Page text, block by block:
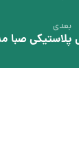
بعدی
پلاستیکی صبا